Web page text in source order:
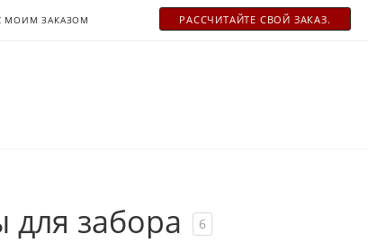
МОИМ ЗАКАЗОМ РАСCЧИТАЙТЕ СВОЙ ЗАКАЗ.
забора 6